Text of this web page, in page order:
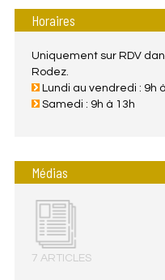
Horaires
Uniquement sur RDV
Rodez.
Lundi au vendredi : 9h
Samedi : 9h à 13h
Médias
7 ARTICLES